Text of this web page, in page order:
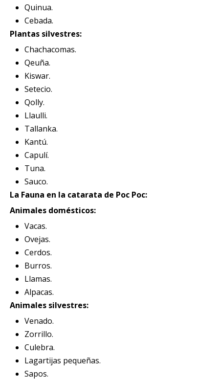
Quinua.
Cebada.
Plantas silvestres:
Chachacomas.
Qeuña.
Kiswar.
Setecio.
Qolly.
Llaulli.
Tallanka.
Kantú.
Capulí.
Tuna.
Sauco.
La Fauna en la catarata de Poc Poc:
Animales domésticos:
Vacas.
Ovejas.
Cerdos.
Burros.
Llamas.
Alpacas.
Animales silvestres:
Venado.
Zorrillo.
Culebra.
Lagartijas pequeñas.
Sapos.